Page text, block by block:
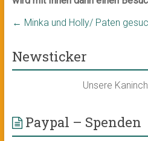
← Minka und Holly/ Paten
Newsticker
Unsere
Paypal – Spenden